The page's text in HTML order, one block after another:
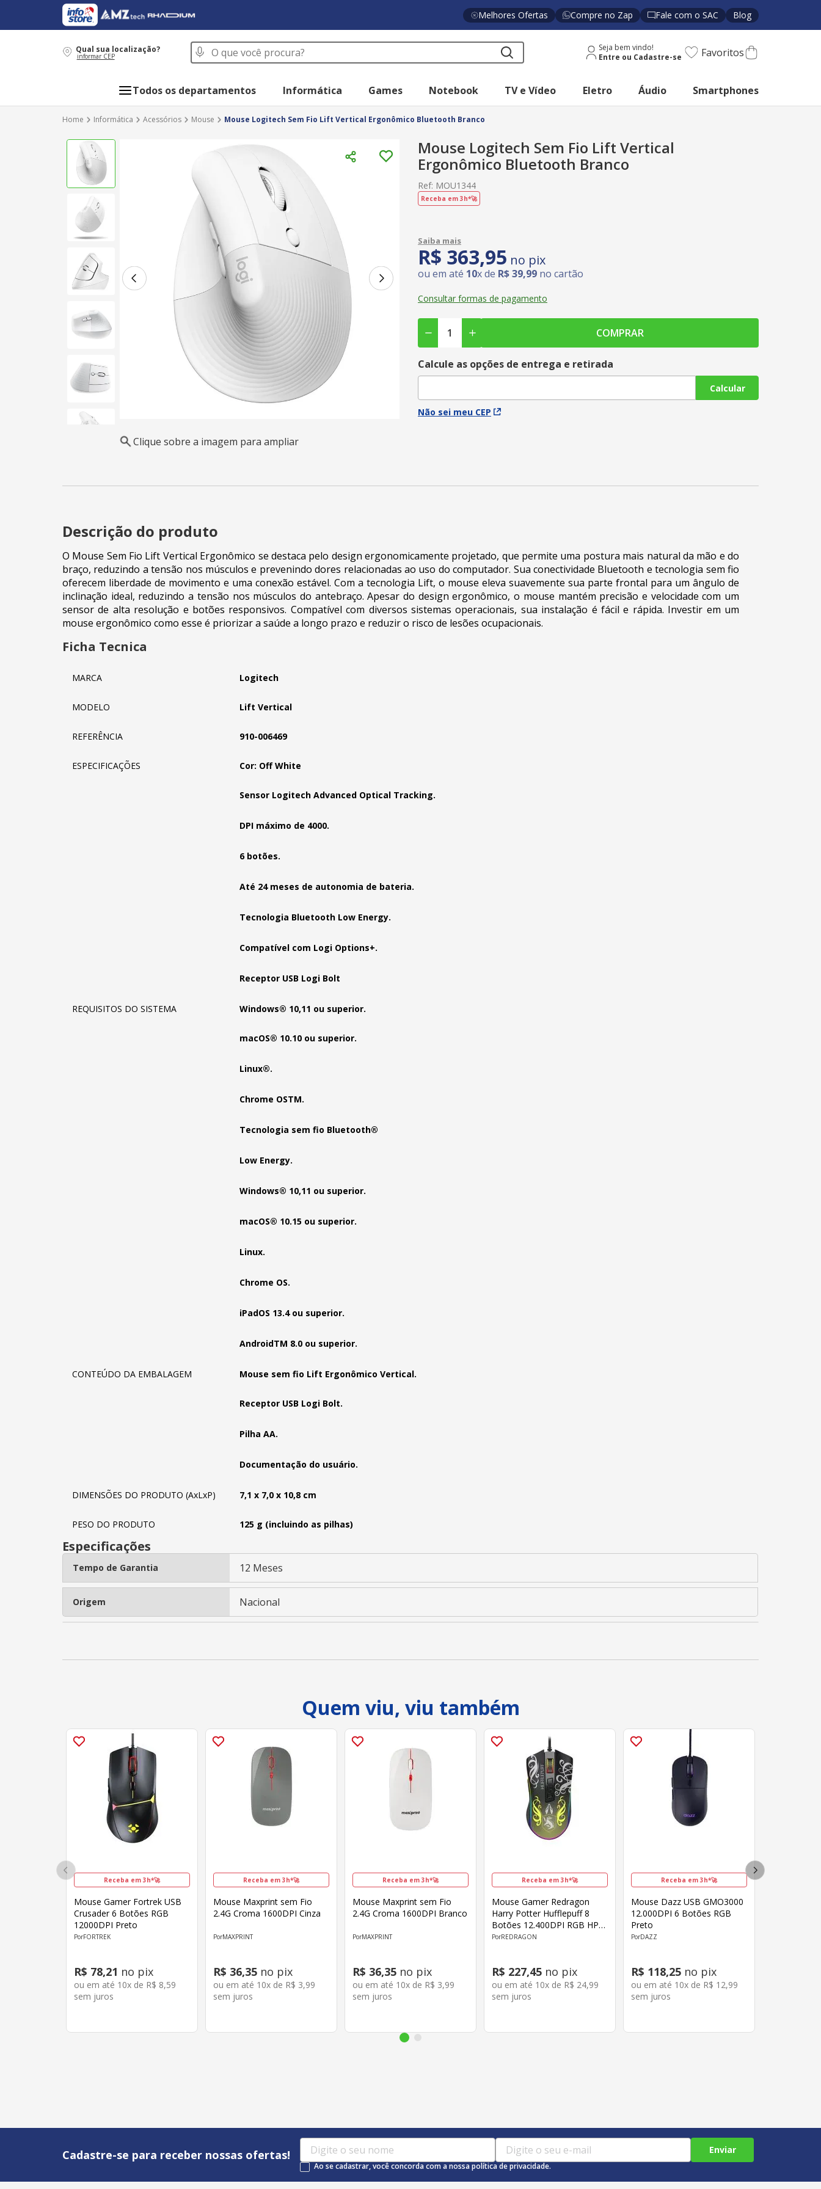
Melhores Ofertas Compre no Zap Fale com o SAC Blog
Qual sua localização?
informar CEP
O que você procura? Seja bem vindo! Favoritos
Todos os departamentos Informática Games Notebook TV e Vídeo Eletro Áudio Smartphones
Informática Acessórios Mouse Mouse Logitech Sem Fio Lift Vertical Ergonômico Bluetooth Branco
Clique sobre a imagem para ampliar
Mouse Logitech Sem Fio Lift Vertical
Ergonômico Bluetooth Branco
Ref: MOU1344
Receba em 3h*🚀
R$ 363,95 no pix
ou em até 10x de R$39,99 no cartão
Consultar formas de pagamento
COMPRAR
Calcule as opções de entrega e retirada
Calcular
Não sei meu CEP
Descrição do produto
O Mouse Sem Fio Lift Vertical Ergonômico se destaca pelo design ergonomicamente projetado, que permite uma postura mais natural da mão e do
braço, reduzindo a tensão nos músculos e prevenindo dores relacionadas ao uso do computador. Sua conectividade Bluetooth e tecnologia sem fio
oferecem liberdade de movimento e uma conexão estável. Com a tecnologia Lift, o mouse eleva suavemente sua parte frontal para um ângulo de
inclinação ideal, reduzindo a tensão nos músculos do antebraço. Apesar do design ergonômico, o mouse mantém precisão e velocidade com um
sensor de alta resolução e botões responsivos. Compatível com diversos sistemas operacionais, sua instalação é fácil e rápida. Investir em um
mouse ergonômico como esse é priorizar a saúde a longo prazo e reduzir o risco de lesões ocupacionais.
Ficha Tecnica
MARCA Logitech
MODELO Lift Vertical
REFERÊNCIA 910-006469
ESPECIFICAÇÕES Cor: Off White
Sensor Logitech Advanced Optical Tracking.
DPI máximo de 4000.
6 botões.
Até 24 meses de autonomia de bateria.
Tecnologia Bluetooth Low Energy.
Compatível com Logi Options+.
Receptor USB Logi Bolt
REQUISITOS DO SISTEMA Windows® 10,11 ou superior.
macOS® 10.10 ou superior.
Linux®.
Chrome OSTM.
Tecnologia sem fio Bluetooth®
Low Energy.
Windows® 10,11 ou superior.
macOS® 10.15 ou superior.
Linux.
Chrome OS.
iPadOS 13.4 ou superior.
AndroidTM 8.0 ou superior.
CONTEÚDO DA EMBALAGEM Mouse sem fio Lift Ergonômico Vertical.
Receptor USB Logi Bolt.
Pilha AA.
Documentação do usuário.
DIMENSÕES DO PRODUTO (AxLxP) 7,1 x 7,0 x 10,8 cm
PESO DO PRODUTO 125 g (incluindo as pilhas)
Especificações
Tempo de Garantia 12 Meses
Origem Nacional
Quem viu, viu também
Receba em 3h*🚀
Mouse Gamer Fortrek USB
Crusader 6 Botões RGB
12000DPI Preto
FORTREK
R$ 78,21 no pix
ou em até 10x de R$ 8,59
sem juros
Receba em 3h*🚀
Mouse Maxprint sem Fio
2.4G Croma 1600DPI Cinza
MAXPRINT
R$ 36,35 no pix
ou em até 10x de R$ 3,99
sem juros
Receba em 3h*🚀
Mouse Maxprint sem Fio
2.4G Croma 1600DPI Branco
MAXPRINT
R$ 36,35 no pix
ou em até 10x de R$ 3,99
sem juros
Receba em 3h*🚀
Mouse Gamer Redragon
Harry Potter Hufflepuff 8
Botões 12.400DPI RGB HP-
711HREDRAGON
R$ 227,45 no pix
ou em até 10x de R$ 24,99
sem juros
Receba em 3h*🚀
Mouse Dazz USB GMO3000
12.000DPI 6 Botões RGB
Preto
DAZZ
R$ 118,25 no pix
ou em até 10x de R$ 12,99
sem juros
Cadastre-se para receber nossas ofertas! Enviar
Ao se cadastrar, você concorda com a nossa política de privacidade.